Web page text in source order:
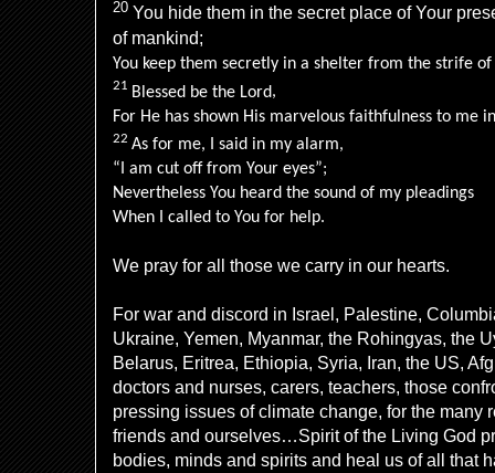
20 You hide them in the secret place of Your
of mankind;
You keep them secretly in a shelter from the strife of
21 Blessed be the Lord,
For He has shown His marvelous faithfulness to me
22 As for me,
I said in my alarm,
“I am cut off from Your eyes”;
Nevertheless You heard the sound of my pleadings
When I called to You for help.
We pray for all those we carry in our hearts.
For war and discord in Israel, Palestine,
Ukraine, Yemen, Myanmar, the Rohingyas, the
Belarus, Eritrea, Ethiopia, Syria, Iran, the US,
doctors and nurses, carers, teachers, those
pressing issues of climate change, for the many
friends and ourselves…Spirit of the Living God
bodies, minds and spirits and heal us of all that